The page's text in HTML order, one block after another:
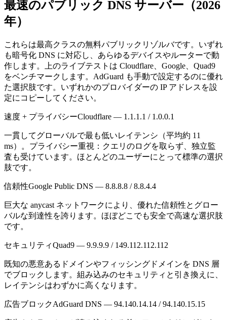
最速のパブリック DNS サーバー（2026
年）
これらは最高クラスの無料パブリックリゾルバです。いずれ
も暗号化 DNS に対応し、あらゆるデバイスやルーターで動
作します。上のライブテストは Cloudflare、Google、Quad9
をベンチマークします。AdGuard も手動で設定するのに優れ
た選択肢です。いずれかのプロバイダーの IP アドレスを設
定にコピーしてください。
速度 + プライバシーCloudflare — 1.1.1.1 / 1.0.0.1
一貫してグローバルで最も低いレイテンシ（平均約 11
ms）。プライバシー重視：クエリのログを取らず、独立監
査も受けています。ほとんどのユーザーにとって標準の選択
肢です。
信頼性Google Public DNS — 8.8.8.8 / 8.8.4.4
巨大な anycast ネットワークにより、優れた信頼性とグロー
バルな到達性を誇ります。ほぼどこでも安全で高速な選択肢
です。
セキュリティQuad9 — 9.9.9.9 / 149.112.112.112
既知の悪意あるドメインやフィッシングドメインを DNS 層
でブロックします。組み込みのセキュリティと引き換えに、
レイテンシはわずかに高くなります。
広告ブロックAdGuard DNS — 94.140.14.14 / 94.140.15.15